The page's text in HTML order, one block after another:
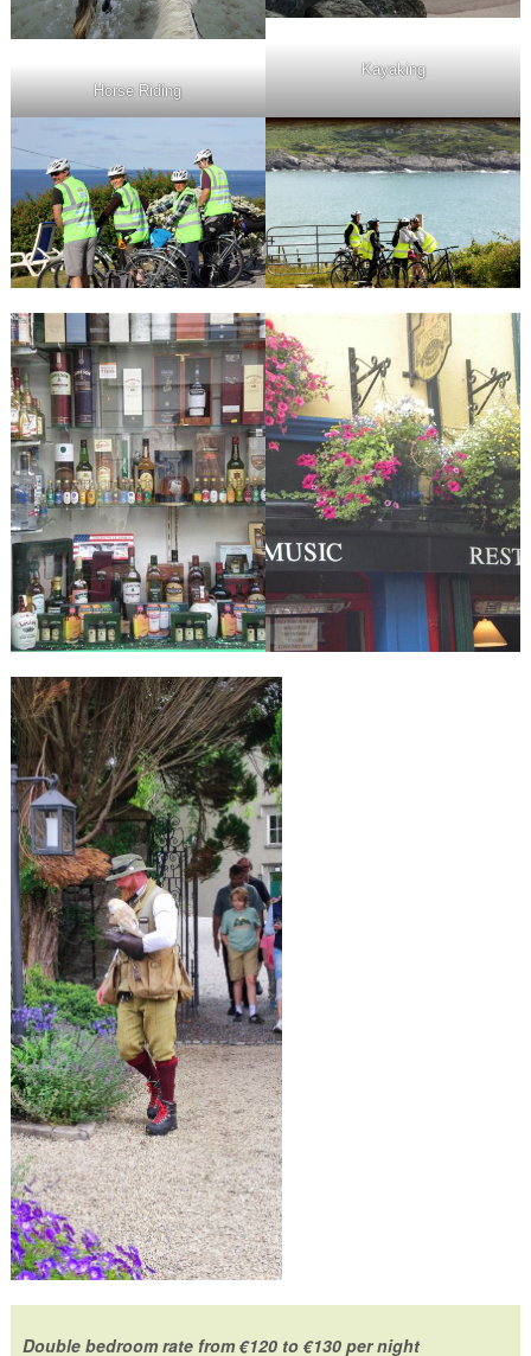
Horse Riding
Kayaking
Double bedroom rate from €120 to €130 per night